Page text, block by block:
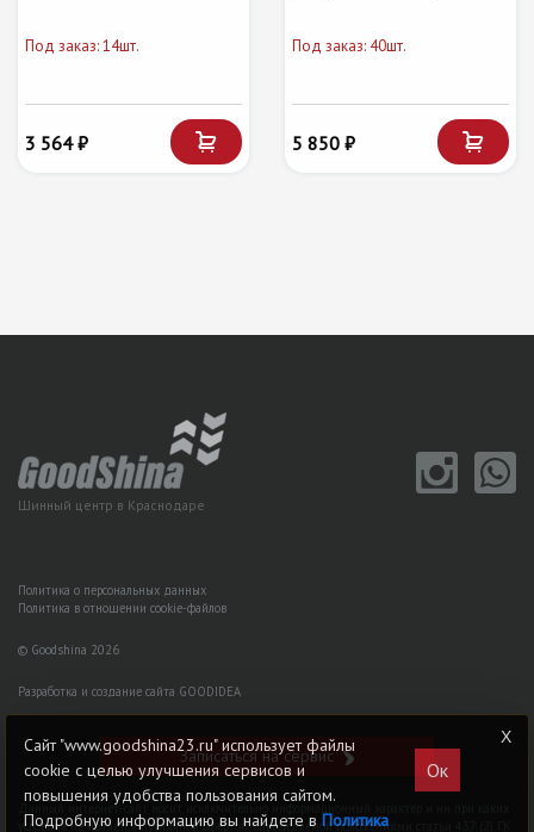
Под заказ: 14шт.
3 564 ₽
Под заказ: 40шт.
5 850 ₽
Шинный центр в Краснодаре
Политика о персональных данных
Политика в отношении cookie-файлов
© Goodshina 2026
Разработка и создание сайта GOODIDEA
Записаться на сервис
Данный интернет-сайт носит исключительно информационный характер и ни при каких
условиях не является публичной офертой, определяемой положениями статьи 437 (2) ГK
Сайт "www.goodshina23.ru" использует файлы
cookie с целью улучшения сервисов и
повышения удобства пользования сайтом.
Подробную информацию вы найдете вПолитика
Ок